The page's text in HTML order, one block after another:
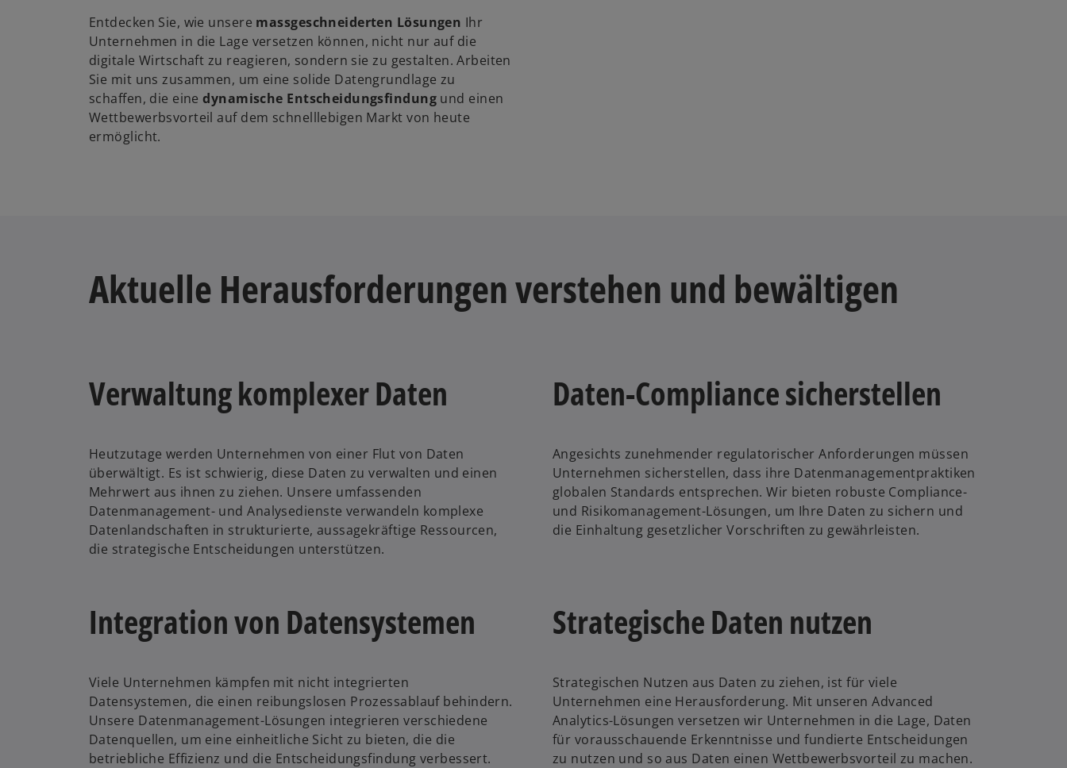
Entdecken Sie, wie unsere massgeschneiderten Lösungen Ihr
Unternehmen in die Lage versetzen können, nicht nur auf die
digitale Wirtschaft zu reagieren, sondern sie zu gestalten. Arbeiten
Sie mit uns zusammen, um eine solide Datengrundlage zu
schaffen, die einedynamische Entscheidungsfindung und einen
Wettbewerbsvorteil auf dem schnelllebigen Markt von heute
ermöglicht.
Aktuelle Herausforderungen verstehen und bewältigen
Verwaltung komplexer Daten
Heutzutage werden Unternehmen von einer Flut von Daten
überwältigt. Es ist schwierig, diese Daten zu verwalten und einen
Mehrwert aus ihnen zu ziehen. Unsere umfassenden
Datenmanagement- und Analysedienste verwandeln komplexe
Datenlandschaften in strukturierte, aussagekräftige Ressourcen,
die strategische Entscheidungen unterstützen.
Daten-Compliance sicherstellen
Angesichts zunehmender regulatorischer Anforderungen müssen
Unternehmen sicherstellen, dass ihre Datenmanagementpraktiken
globalen Standards entsprechen. Wir bieten robuste Compliance-
und Risikomanagement-Lösungen, um Ihre Daten zu sichern und
die Einhaltung gesetzlicher Vorschriften zu gewährleisten.
Integration von Datensystemen
Viele Unternehmen kämpfen mit nicht integrierten
Datensystemen, die einen reibungslosen Prozessablauf behindern.
Unsere Datenmanagement-Lösungen integrieren verschiedene
Datenquellen, um eine einheitliche Sicht zu bieten, die die
betriebliche Effizienz und die Entscheidungsfindung verbessert.
Strategische Daten nutzen
Strategischen Nutzen aus Daten zu ziehen, ist für viele
Unternehmen eine Herausforderung. Mit unseren Advanced
Analytics-Lösungen versetzen wir Unternehmen in die Lage, Daten
für vorausschauende Erkenntnisse und fundierte Entscheidungen
zu nutzen und so aus Daten einen Wettbewerbsvorteil zu machen.